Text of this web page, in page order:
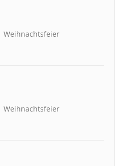
Weihnachtsfeier
Weihnachtsfeier